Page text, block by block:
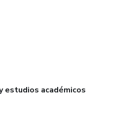
estudios académicos